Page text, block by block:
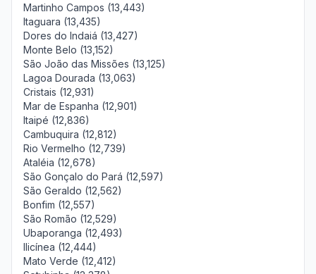
Martinho Campos (13,443)
Itaguara (13,435)
Dores do Indaiá (13,427)
Monte Belo (13,152)
São João das Missões (13,125)
Lagoa Dourada (13,063)
Cristais (12,931)
Mar de Espanha (12,901)
Itaipé (12,836)
Cambuquira (12,812)
Rio Vermelho (12,739)
Ataléia (12,678)
São Gonçalo do Pará (12,597)
São Geraldo (12,562)
Bonfim (12,557)
São Romão (12,529)
Ubaporanga (12,493)
Ilicínea (12,444)
Mato Verde (12,412)